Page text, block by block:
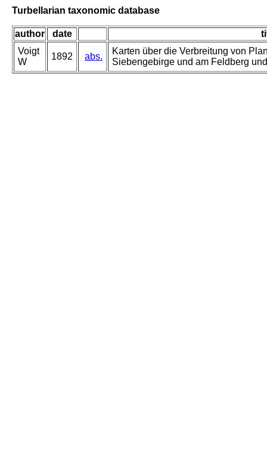
Turbellarian taxonomic database
author date
Voigt
W
1892 abs.
Karten über die Verbreitung von
Siebengebirge und am Feldberg